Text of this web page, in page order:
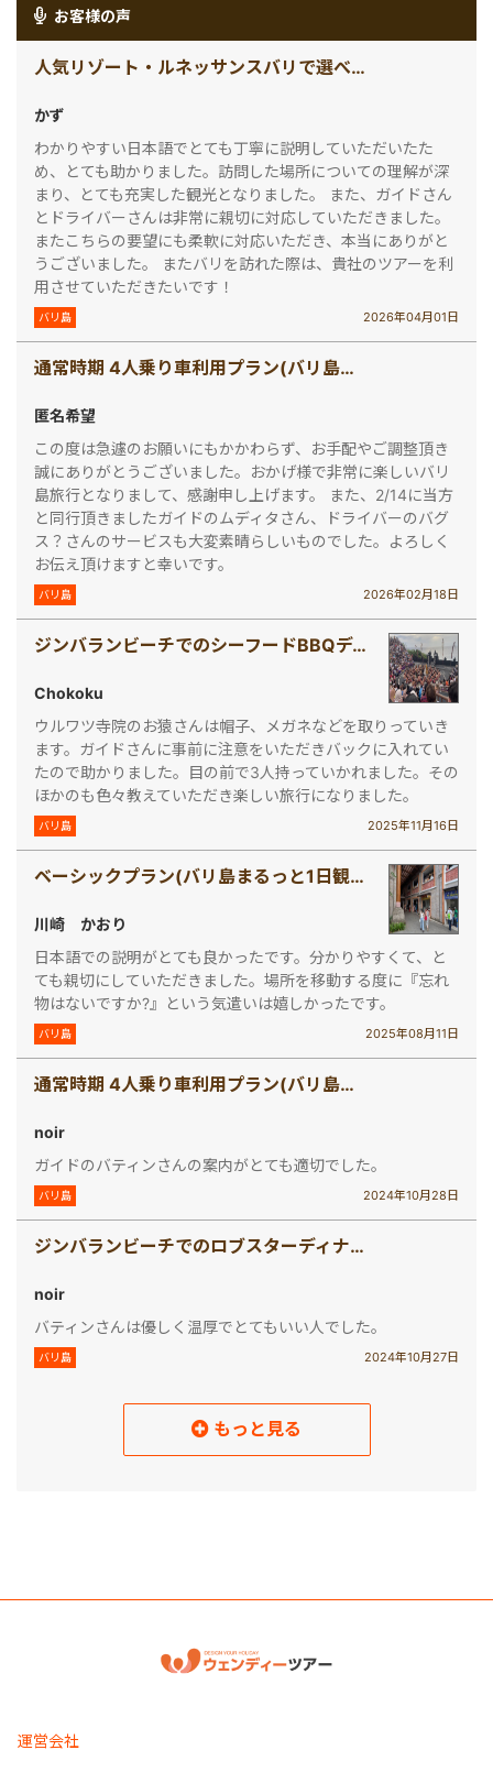
お客様の声
人気リゾート・ルネッサンスバリで選べる3コースディナー(人気の２大寺院巡りタナロット＆ウルワトゥ)
かず
わかりやすい日本語でとても丁寧に説明していただいたた
め、とても助かりました。訪問した場所についての理解が深
まり、とても充実した観光となりました。 また、ガイドさん
とドライバーさんは非常に親切に対応していただきました。
またこちらの要望にも柔軟に対応いただき、本当にありがと
うございました。 またバリを訪れた際は、貴社のツアーを利
用させていただきたいです！
バリ島 2026年04月01日
通常時期 4人乗り車利用プラン(バリ島で車チャーター[4人乗り])
匿名希望
この度は急遽のお願いにもかかわらず、お手配やご調整頂き
誠にありがとうございました。おかげ様で非常に楽しいバリ
島旅行となりまして、感謝申し上げます。 また、2/14に当方
と同行頂きましたガイドのムディタさん、ドライバーのバグ
ス？さんのサービスも大変素晴らしいものでした。よろしく
お伝え頂けますと幸いです。
バリ島 2026年02月18日
ジンバランビーチでのシーフードBBQディナープラン(ウルワツ寺院ケチャックダンス＆ディナー)
Chokoku
ウルワツ寺院のお猿さんは帽子、メガネなどを取りっていき
ます。ガイドさんに事前に注意をいただきバックに入れてい
たので助かりました。目の前で3人持っていかれました。その
ほかのも色々教えていただき楽しい旅行になりました。
バリ島 2025年11月16日
ベーシックプラン(バリ島まるっと1日観光)
川崎 かおり
日本語での説明がとても良かったです。分かりやすくて、と
ても親切にしていただきました。場所を移動する度に『忘れ
物はないですか?』という気遣いは嬉しかったです。
バリ島 2025年08月11日
通常時期 4人乗り車利用プラン(バリ島で車チャーター[4人乗り])
noir
ガイドのバティンさんの案内がとても適切でした。
バリ島 2024年10月28日
ジンバランビーチでのロブスターディナー(ウルワツ寺院ケチャックダンス＆ディナー)
noir
バティンさんは優しく温厚でとてもいい人でした。
バリ島 2024年10月27日
もっと見る
運営会社